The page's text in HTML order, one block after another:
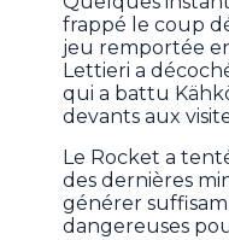
frappé le coup
jeu remportée
Lettieri a
qui a battu
devants aux
Le Rocket a
des dernières
générer
dangereuses